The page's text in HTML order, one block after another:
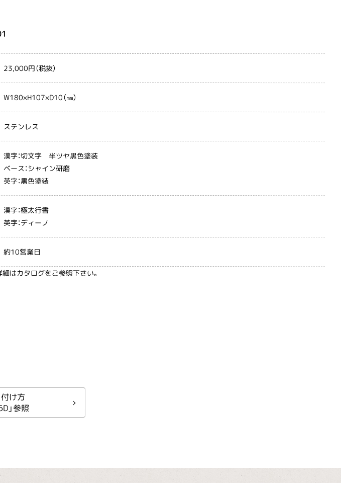
23,000円（税抜）
W180×H107×D10（㎜）
ステンレス
漢字：切文字 半ツヤ黒色塗装
ベース：シャイン研磨
英字：黒色塗装
漢字：極太行書
英字：ディーノ
約10営業日
はカタログをご参照下さい。
け方
」参照